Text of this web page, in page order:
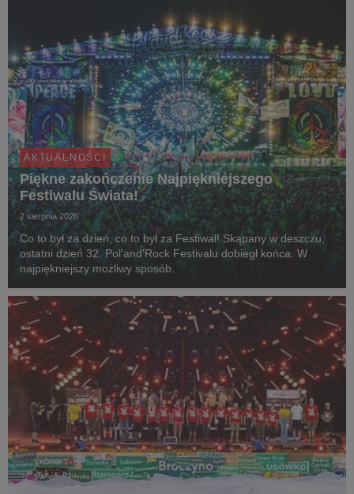
AKTUALNOŚCI
Piękne zakończenie Najpiękniejszego
Festiwalu Świata!
2 sierpnia 2026
Co to był za dzień, co to był za Festiwal! Skąpany w deszczu,
ostatni dzień 32. Pol'and'Rock Festivalu dobiegł końca. W
najpiękniejszy możliwy sposób.